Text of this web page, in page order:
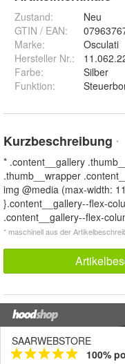
Zustand:
Neu
GTIN / EAN:
Marke:
Osculati
Hersteller Nr.:
Farbe:
Silber
Funktion:
Kurzbeschreibung *
* .content__gallery
.thumb__wrapper
img @media (max-width:
}.content__gallery--flex-
.content__gallery--flex-
* maschinell aus der
SAARWEBSTORE
100%